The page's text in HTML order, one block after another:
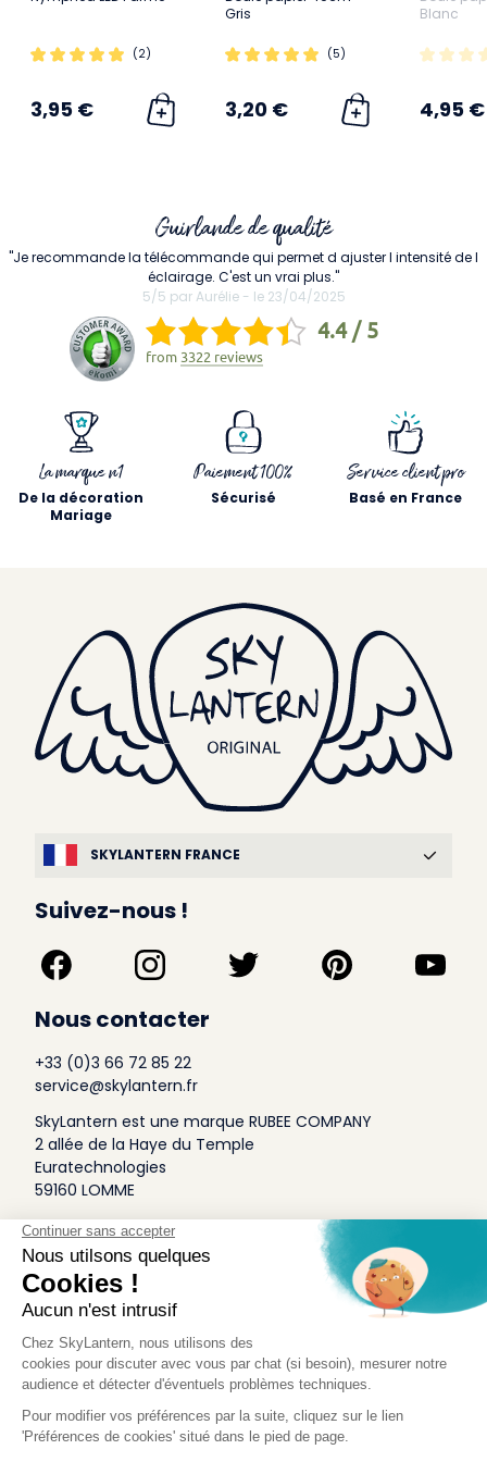
(2)
3,95 €
Gris
(5)
3,20 €
Blanc
4,95 €
La marque n1
De la décoration
Mariage
Paiement 100%
Sécurisé
Service client pro
Basé en France
Guirlande de qualité
"Je recommande la télécommande qui permet d ajuster l intensité de l
éclairage. C'est un vrai plus."
5/5 par Aurélie - le 23/04/2025
4.4 / 5
from 3322 reviews
SKYLANTERN FRANCE
Suivez-nous !
Nous contacter
+33 (0)3 66 72 85 22
service@skylantern.fr
SkyLantern est une marque RUBEE COMPANY
2 allée de la Haye du Temple
Euratechnologies
59160 LOMME
A Propos
Qui sommes-nous
Conditions générales de Vente
Mentions légales
Politique Antispam
Idée Design